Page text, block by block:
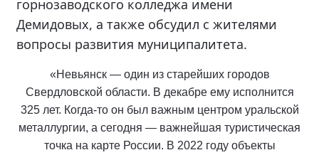
горнозаводского колледжа имени
Демидовых, а также обсудил с жителями
вопросы развития муниципалитета.
«Невьянск — один из старейших городов
Свердловской области. В декабре ему исполнится
325 лет. Когда-то он был важным центром уральской
металлургии, а сегодня — важнейшая туристическая
точка на карте России. В 2022 году объекты